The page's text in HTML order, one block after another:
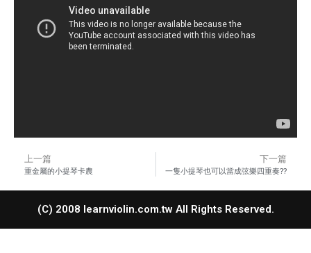
上一篇
重金屬的小提琴卡農
下一篇
一隻小提琴也可以當成弦樂四重奏??
(C) 2008 learnviolin.com.tw All Rights Reserved.